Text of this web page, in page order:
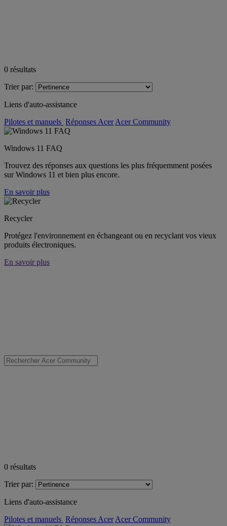
0 résultats
Trier par:
Liens d'auto-assistance
Pilotes et manuels Réponses Acer Acer Community
Windows 11 FAQ
Trouvez des réponses aux questions les plus fréquemment posées
sur Windows 11 et bien plus encore.
En savoir plus
Recycler
Protégez l'environnement en échangeant ou en recyclant vos vieux
produits électroniques.
En savoir plus
0 résultats
Trier par:
Liens d'auto-assistance
Pilotes et manuels Réponses Acer Acer Community